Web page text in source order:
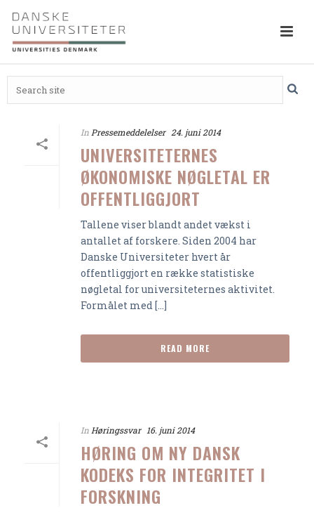
In Pressemeddelelser 24. juni 2014
UNIVERSITETERNES
ØKONOMISKE NØGLETAL ER
OFFENTLIGGJORT
Tallene viser blandt andet vækst i
antallet af forskere. Siden 2004 har
Danske Universiteter hvert år
offentliggjort en række statistiske
nøgletal for universiteternes aktivitet.
Formålet med [...]
READ MORE
In Høringssvar 16. juni 2014
HØRING OM NY DANSK
KODEKS FOR INTEGRITET I
FORSKNING